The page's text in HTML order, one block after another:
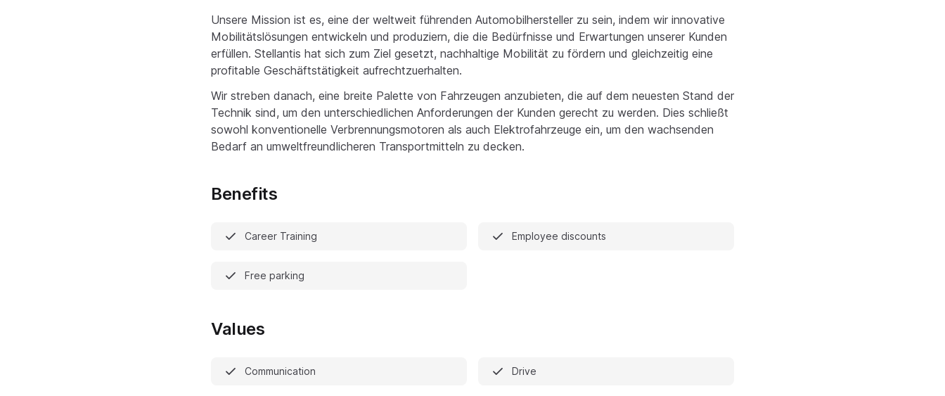
Unsere Mission ist es, eine der weltweit führenden Automobilhersteller zu sein, indem wir innovative
Mobilitätslösungen entwickeln und produziern, die die Bedürfnisse und Erwartungen unserer Kunden
erfüllen. Stellantis hat sich zum Ziel gesetzt, nachhaltige Mobilität zu fördern und gleichzeitig eine
profitable Geschäftstätigkeit aufrechtzuerhalten.
Wir streben danach, eine breite Palette von Fahrzeugen anzubieten, die auf dem neuesten Stand der
Technik sind, um den unterschiedlichen Anforderungen der Kunden gerecht zu werden. Dies schließt
sowohl konventionelle Verbrennungsmotoren als auch Elektrofahrzeuge ein, um den wachsenden
Bedarf an umweltfreundlicheren Transportmitteln zu decken.
Benefits
Career Training Employee discounts
Free parking
Values
Communication Drive